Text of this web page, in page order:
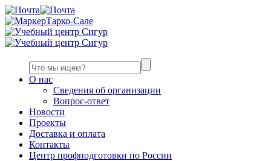
Тарко-Сале
О нас
Сведения об организации
Вопрос-ответ
Новости
Проекты
Доставка и оплата
Контакты
Центр профподготовки по России